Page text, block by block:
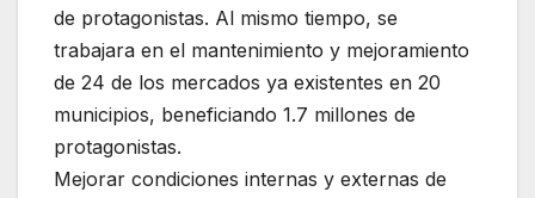
de protagonistas. Al mismo tiempo, se
trabajara en el mantenimiento y mejoramiento
de 24 de los mercados ya existentes en 20
municipios, beneficiando 1.7 millones de
protagonistas.
Mejorar condiciones internas y externas de